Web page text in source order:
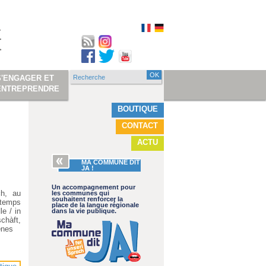
BOUTIQUE
CONTACT
ACTU
MA COMMUNE DIT
JA !
Un accompagnement pour
les communes qui
souhaitent renforcer la
place de la langue régionale
dans la vie publique.
au
/ in
ET
Formulaire de
Recherche